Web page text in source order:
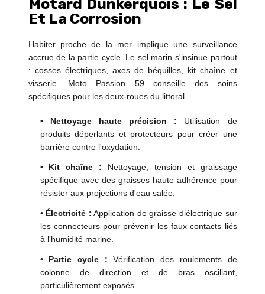
Motard Dunkerquois : Le Sel
Et La Corrosion
Habiter proche de la mer implique une surveillance
accrue de la partie cycle. Le sel marin s'insinue partout
: cosses électriques, axes de béquilles, kit chaîne et
visserie. Moto Passion 59 conseille des soins
spécifiques pour les deux-roues du littoral.
• Nettoyage haute précision : Utilisation de
produits déperlants et protecteurs pour créer une
barrière contre l'oxydation.
• Kit chaîne : Nettoyage, tension et graissage
spécifique avec des graisses haute adhérence pour
résister aux projections d'eau salée.
• Électricité : Application de graisse diélectrique sur
les connecteurs pour prévenir les faux contacts liés
à l'humidité marine.
• Partie cycle : Vérification des roulements de
colonne de direction et de bras oscillant,
particulièrement exposés.